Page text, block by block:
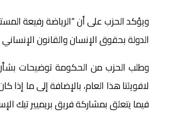
ويؤكد الحزب على أن “الرياضة رفيعة
الدولة بحقوق الإنسان والقانون الإنساني
وطلب الحزب من الحكومة توضيحات بشأن
لافويلتا هذا العام، بالإضافة إلى ما
فيما يتعلق بمشاركة فريق بريميير تيك